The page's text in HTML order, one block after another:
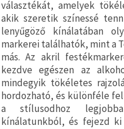
a weboldal
megfelelő
működését,
javítsuk az
Ön
felhasználói
élményét,
és az Ön
hozzájárulásával
elemezzük
a
forgalmat,
valamint
választékát, amelyek
akik szeretik színessé
lenyűgöző kínálatában
markerei találhatók, mint a
más. Az akril
kezdve egészen az
mindegyik tökéletes
hordozható, és különféle
a stílusodhoz
kínálatunkból, és fejezd